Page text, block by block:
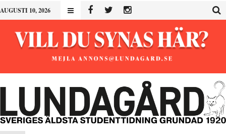
AUGUSTI 10, 2026